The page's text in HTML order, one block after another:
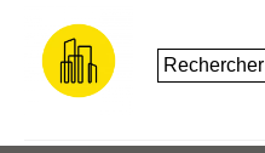
Rechercher